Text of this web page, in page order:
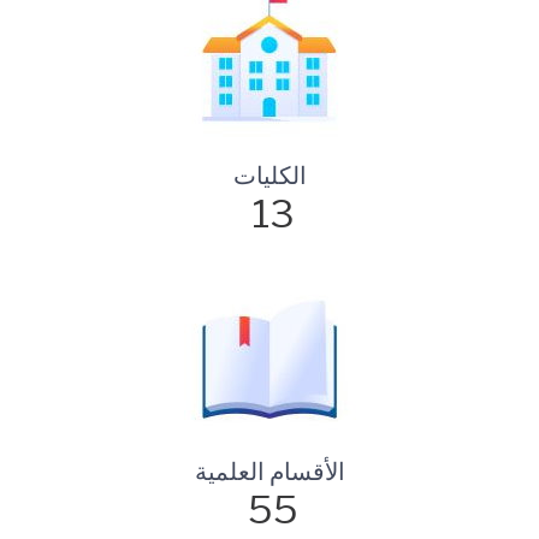
الكليات
13
الأقسام العلمية
55